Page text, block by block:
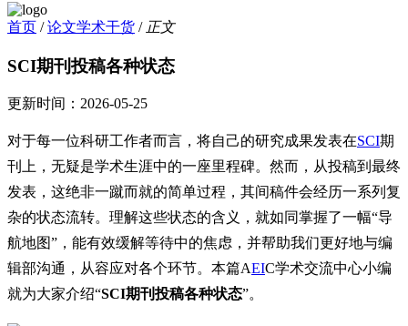
首页 / 论文学术干货 / 正文
SCI期刊投稿各种状态
更新时间： 2026-05-25
对于每一位科研工作者而言，将自己的研究成果发表在SCI期
刊上，无疑是学术生涯中的一座里程碑。然而，从投稿到最终
发表，这绝非一蹴而就的简单过程，其间稿件会经历一系列复
杂的状态流转。理解这些状态的含义，就如同掌握了一幅“导
航地图”，能有效缓解等待中的焦虑，并帮助我们更好地与编
辑部沟通，从容应对各个环节。本篇AEIC学术交流中心小编
就为大家介绍“SCI期刊投稿各种状态”。